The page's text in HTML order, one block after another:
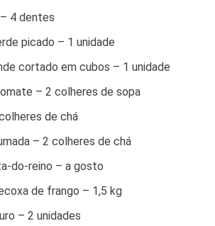
4 dentes
picado – 1 unidade
cortado em cubos – 1 unidade
– 2 colheres de sopa
de chá
– 2 colheres de chá
do-reino – a gosto
de frango – 1,5 kg
– 2 unidades